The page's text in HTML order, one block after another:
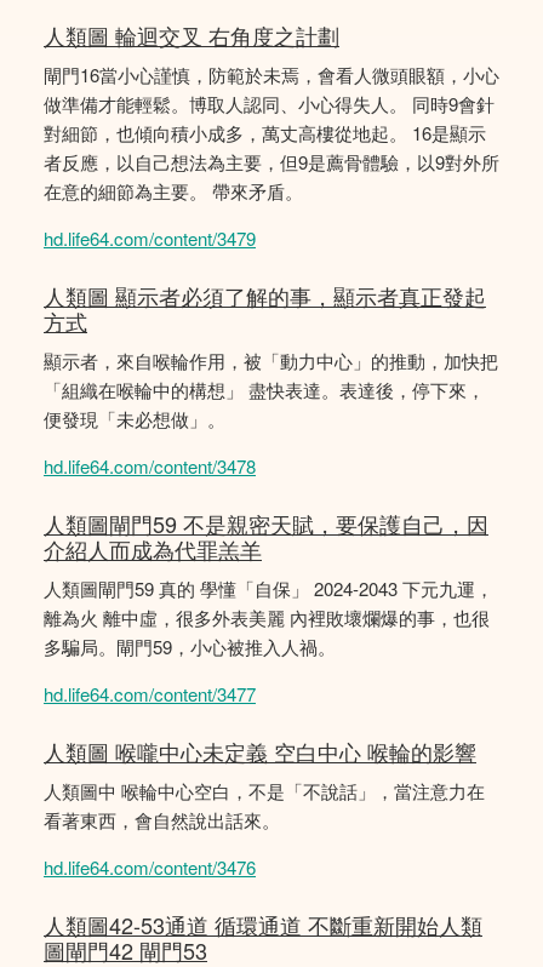
人類圖 輪迴交叉 右角度之計劃
閘門16當小心謹慎，防範於未焉，會看人微頭眼額，小心
做準備才能輕鬆。博取人認同、小心得失人。 同時9會針
對細節，也傾向積小成多，萬丈高樓從地起。 16是顯示
者反應，以自己想法為主要，但9是薦骨體驗，以9對外所
在意的細節為主要。 帶來矛盾。
hd.life64.com/content/3479
人類圖 顯示者必須了解的事，顯示者真正發起
方式
顯示者，來自喉輪作用，被「動力中心」的推動，加快把
「組織在喉輪中的構想」 盡快表達。表達後，停下來，
便發現「未必想做」。
hd.life64.com/content/3478
人類圖閘門59 不是親密天賦，要保護自己，因
介紹人而成為代罪羔羊
人類圖閘門59 真的 學懂「自保」 2024-2043 下元九運，
離為火 離中虛，很多外表美麗 內裡敗壞爛爆的事，也很
多騙局。閘門59，小心被推入人禍。
hd.life64.com/content/3477
人類圖 喉嚨中心未定義 空白中心 喉輪的影響
人類圖中 喉輪中心空白，不是「不說話」，當注意力在
看著東西，會自然說出話來。
hd.life64.com/content/3476
人類圖42-53通道 循環通道 不斷重新開始人類
圖閘門42 閘門53